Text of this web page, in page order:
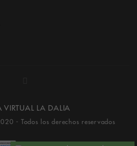
VIRTUAL LA DALIA
- Todos los derechos reservados